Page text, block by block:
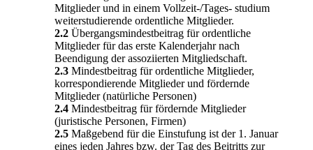
Mitglieder und in einem Vollzeit-/Tages- studium
weiterstudierende ordentliche Mitglieder.
2.2 Übergangsmindestbeitrag für ordentliche
Mitglieder für das erste Kalenderjahr nach
Beendigung der assoziierten Mitgliedschaft.
2.3 Mindestbeitrag für ordentliche Mitglieder,
korrespondierende Mitglieder und fördernde
Mitglieder (natürliche Personen)
2.4 Mindestbeitrag für fördernde Mitglieder
(juristische Personen, Firmen)
2.5 Maßgebend für die Einstufung ist der 1. Januar
eines jeden Jahres bzw. der Tag des Beitritts zur